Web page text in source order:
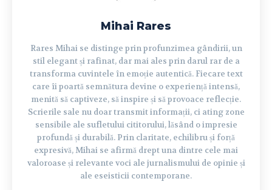
Mihai Rares
Rares Mihai se distinge prin profunzimea gândirii, un
stil elegant și rafinat, dar mai ales prin darul rar de a
transforma cuvintele în emoție autentică. Fiecare text
care îi poartă semnătura devine o experiență intensă,
menită să captiveze, să inspire și să provoace reflecție.
Scrierile sale nu doar transmit informații, ci ating zone
sensibile ale sufletului cititorului, lăsând o impresie
profundă și durabilă. Prin claritate, echilibru și forță
expresivă, Mihai se afirmă drept una dintre cele mai
valoroase și relevante voci ale jurnalismului de opinie și
ale eseisticii contemporane.